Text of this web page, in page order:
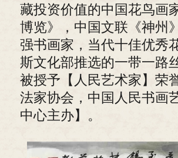
藏投资价值的中国花鸟画
博览》，中国文联《神州
强书画家，当代十佳优秀
斯文化部推选的一带一路
被授予【人民艺术家】荣
法家协会，中国人民书画
中心主办】。